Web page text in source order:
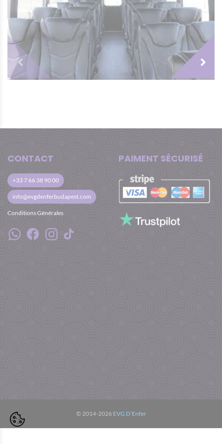
Pour les arrivées ou les départs entre 21 h et
5 h du matin, vous devez calculer avec un
supplément de 20 euros / groupe / transfert.
Le prix est calculé sur un groupe de 10
personnes avec minimum 2 activités à
comprendre par personne.
immédiatement suspendue.
CONTACT
+33 7 66 38 90 00
info@evgdenferbudapest.com
Conditions Générales
PAIMENT SÉCURISÉ
© 2014-2026 EVG D’Enfer